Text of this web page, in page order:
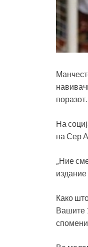
поразот.
На
на Сер
„Ние
Како
Вашите